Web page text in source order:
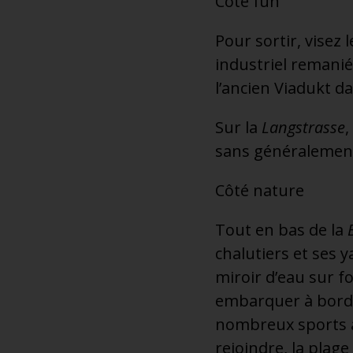
Pour sortir, visez
industriel
l’ancien Viadukt
Sur la Langstrasse
sans
Côté nature
Tout en bas de la
chalutiers et ses
miroir d’eau sur
embarquer à
nombreux sports
rejoindre, la